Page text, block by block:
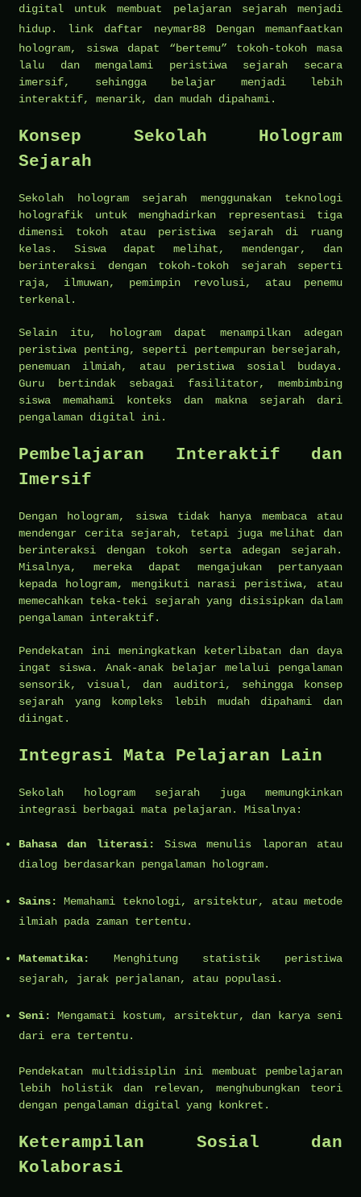
digital untuk membuat pelajaran sejarah menjadi
hidup. link daftar neymar88Dengan memanfaatkan
hologram, siswa dapat “bertemu” tokoh-tokoh masa
lalu dan mengalami peristiwa sejarah secara
imersif, sehingga belajar menjadi lebih
interaktif, menarik, dan mudah dipahami.
Konsep Sekolah Hologram
Sejarah
Sekolah hologram sejarah menggunakan teknologi
holografik untuk menghadirkan representasi tiga
dimensi tokoh atau peristiwa sejarah di ruang
kelas. Siswa dapat melihat, mendengar, dan
berinteraksi dengan tokoh-tokoh sejarah seperti
raja, ilmuwan, pemimpin revolusi, atau penemu
terkenal.
Selain itu, hologram dapat menampilkan adegan
peristiwa penting, seperti pertempuran bersejarah,
penemuan ilmiah, atau peristiwa sosial budaya.
Guru bertindak sebagai fasilitator, membimbing
siswa memahami konteks dan makna sejarah dari
pengalaman digital ini.
Pembelajaran Interaktif dan
Imersif
Dengan hologram, siswa tidak hanya membaca atau
mendengar cerita sejarah, tetapi juga melihat dan
berinteraksi dengan tokoh serta adegan sejarah.
Misalnya, mereka dapat mengajukan pertanyaan
kepada hologram, mengikuti narasi peristiwa, atau
memecahkan teka-teki sejarah yang disisipkan dalam
pengalaman interaktif.
Pendekatan ini meningkatkan keterlibatan dan daya
ingat siswa. Anak-anak belajar melalui pengalaman
sensorik, visual, dan auditori, sehingga konsep
sejarah yang kompleks lebih mudah dipahami dan
diingat.
Integrasi Mata Pelajaran Lain
Sekolah hologram sejarah juga memungkinkan
integrasi berbagai mata pelajaran. Misalnya:
Bahasa dan literasi:
Siswa menulis laporan atau
dialog berdasarkan pengalaman hologram.
Sains:
Memahami teknologi, arsitektur, atau metode
ilmiah pada zaman tertentu.
Matematika:
Menghitung statistik peristiwa
sejarah, jarak perjalanan, atau populasi.
Seni:
Mengamati kostum, arsitektur, dan karya seni
dari era tertentu.
Pendekatan multidisiplin ini membuat pembelajaran
lebih holistik dan relevan, menghubungkan teori
dengan pengalaman digital yang konkret.
Keterampilan Sosial dan
Kolaborasi